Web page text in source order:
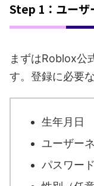
Step 1：ユーザ
まずはRoblox公
す。登録に必要
生年月日
ユーザー
パスワード